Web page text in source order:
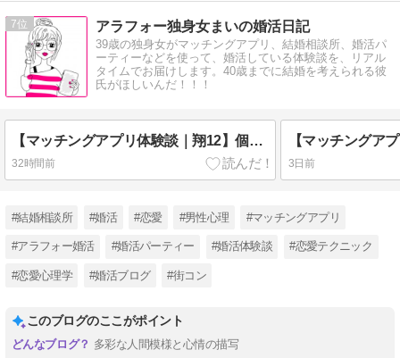
7 アラフォー独身女まいの婚活日記
39歳の独身女がマッチングアプリ、結婚相談所、婚活パ
ーティーなどを使って、婚活している体験談を、リアル
タイムでお届けします。40歳までに結婚を考えられる彼
氏がほしいんだ！！！
【マッチングアプリ体験談｜翔12】個人事業主
32時間前 3日前
#結婚相談所 #婚活 #恋愛 #男性心理 #マッチングアプリ
#アラフォー婚活 #婚活パーティー #婚活体験談 #恋愛テクニック
#恋愛心理学 #婚活ブログ #街コン
このブログのここがポイント
多彩な人間模様と心情の描写